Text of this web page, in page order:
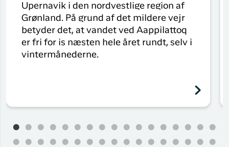
Upernavik i den nordvestlige region af
Grønland. På grund af det mildere vejr
betyder det, at vandet ved Aappilattoq
er fri for is næsten hele året rundt, selv i
vintermånederne.